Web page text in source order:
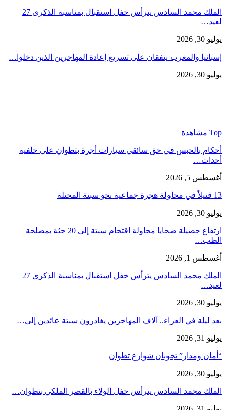
الملك محمد السادس يترأس حفل استقبال بمناسبة الذكرى 27
لعيد…
يوليو 30, 2026
إسبانيا والمغرب يتفقان على تسريع إعادة المهاجرين الذين دخلوا…
يوليو 30, 2026
Top مشاهدة
أحكام بالحبس في حق سائقي سيارات أجرة بتطوان على خلفية
أحداث…
أغسطس 5, 2026
13 قتيلاً في محاولة هجرة جماعية نحو سبتة المحتلة
يوليو 30, 2026
ارتفاع حصيلة ضحايا محاولة اقتحام سبتة إلى 20 جثة بمصلحة
الطب…
أغسطس 1, 2026
الملك محمد السادس يترأس حفل استقبال بمناسبة الذكرى 27
لعيد…
يوليو 30, 2026
بعد ليلة في العراء.. آلاف المهاجرين يغادرون سبتة عائدين إلى…
يوليو 31, 2026
“أمان ومدار” تجوبان شوارع تطوان
يوليو 30, 2026
الملك محمد السادس يترأس حفل الولاء بالقصر الملكي بتطوان…